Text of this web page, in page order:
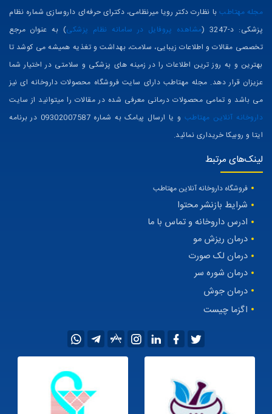
درباره مجله
با نظارت دکتر رویا میرنظامی، دکترای حرفه‌ای داروسازی شماره نظام
پزشکی: د-3247 (
مشاهده پروفایل در سامانه نظام پزشکی ) به عنوان مرجع
تخصصی مقالات و اطلاعات زیبایی، سلامت، بهداشت و تغذیه همیشه می کوشد تا
بهترین و به روز ترین اطلاعات را در زمینه های پزشکی و سلامتی در اختیار شما
عزیزان قرار دهد. مجله مهتاطب دارای سایت فروشگاه محصولات داروخانه ای نیز
داروخانه آنلاین مهتاطب
ایتا و روبیکا خریداری نمائید.
لینک‌های مرتبط
فروشگاه داروخانه آنلاین مهتاطب
شرایط بازنشر محتوا
ادرس داروخانه و تماس با ما
درمان ریزش مو
درمان لک صورت
اگزما چیست